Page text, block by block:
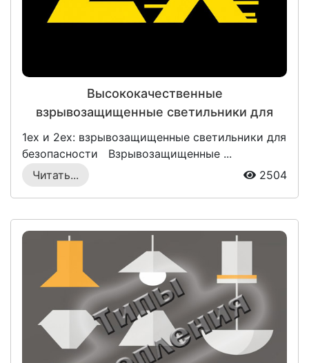
Высококачественные
взрывозащищенные светильники для
безопасной работы - купить в магазине
1ex и 2ex: взрывозащищенные светильники для
безопасности Взрывозащищенные ...
Читать...
2504